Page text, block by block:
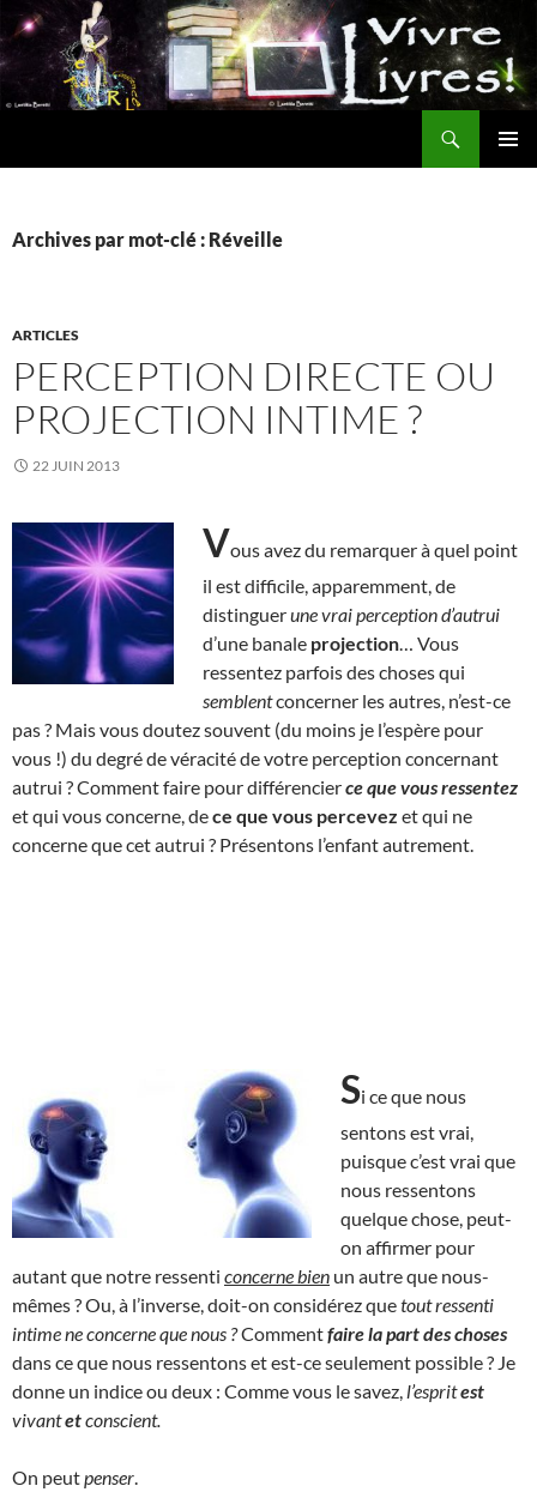
Aller
au
contenu
Archives par mot-clé : Réveille
ARTICLES
PERCEPTION DIRECTE OU
PROJECTION INTIME ?
22 JUIN 2013
Vous avez du remarquer à quel point
il est difficile, apparemment, de
distinguerune vrai perception d’autrui
d’une banale projection … Vous
ressentez parfois des choses qui
semblentconcerner les autres, n’est-ce
pas ? Mais vous doutez souvent (du moins je l’espère pour
vous !) du degré de véracité de votre perception concernant
autrui ? Comment faire pour différencierce que vous ressentez
et qui vous concerne, dece que vous percevez et qui ne
concerne que cet autrui ? Présentons l’enfant autrement.
Si ce que nous
sentons est vrai,
puisque c’est vrai que
nous ressentons
quelque chose, peut-
on affirmer pour
autant que notre ressenti concerne bien un autre que nous-
mêmes ? Ou, à l’inverse, doit-on considérez quetout ressenti
intime ne concerne que nous ?Commentfaire la part des choses
dans ce que nous ressentons et est-ce seulement possible ? Je
donne un indice ou deux : Comme vous le savez, l’espritest
vivantetconscient.
On peutpenser